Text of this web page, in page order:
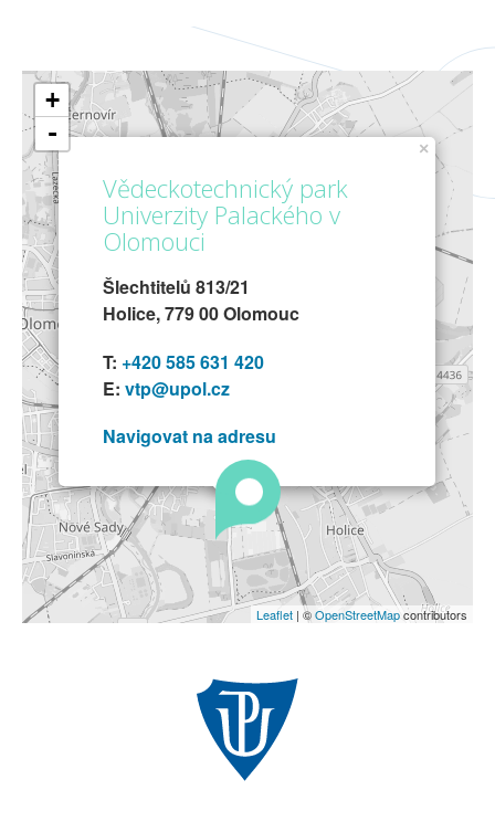
×
Vědeckotechnický park
Univerzity Palackého v
Olomouci
Šlechtitelů 813/21
Holice, 779 00 Olomouc
T: +420 585 631 420
E: vtp@upol.cz
Navigovat na adresu
+
-
Leaflet | ©OpenStreetMapcontributors